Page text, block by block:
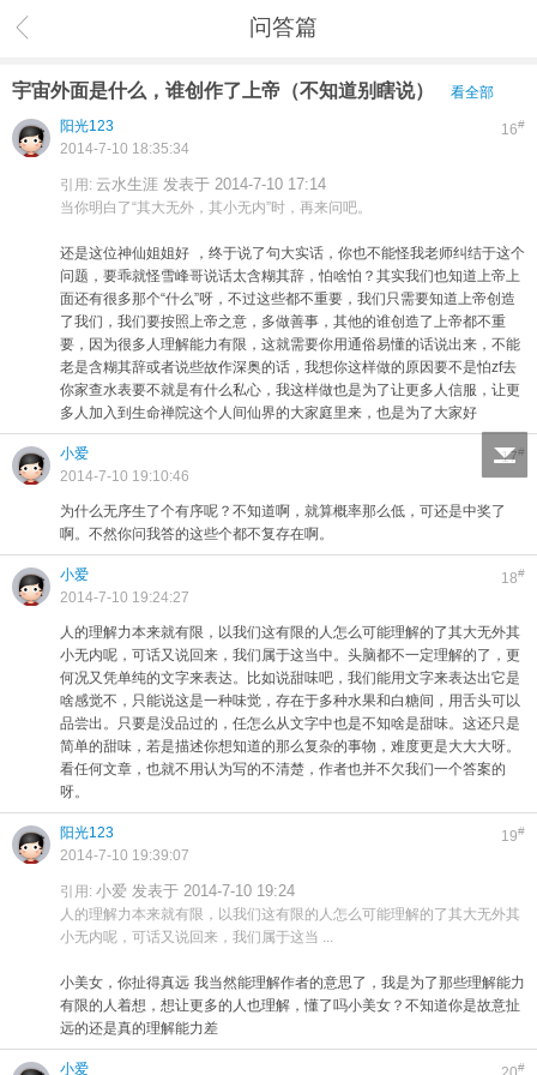
问答篇
宇宙外面是什么，谁创作了上帝（不知道别瞎说） 看全部
16#
阳光123
2014-7-10 18:35:34
引用: 云水生涯 发表于 2014-7-10 17:14
当你明白了“其大无外，其小无内”时，再来问吧。
还是这位神仙姐姐好
，终于说了句大实话，你也不能怪我老师纠结于这个
问题，要乖就怪雪峰哥说话太含糊其辞，怕啥怕？其实我们也知道上帝上
面还有很多那个“什么”呀，不过这些都不重要，我们只需要知道上帝创造
了我们，我们要按照上帝之意，多做善事，其他的谁创造了上帝都不重
要，因为很多人理解能力有限，这就需要你用通俗易懂的话说出来，不能
老是含糊其辞或者说些故作深奥的话，我想你这样做的原因要不是怕zf去
你家查水表要不就是有什么私心，我这样做也是为了让更多人信服，让更
多人加入到生命禅院这个人间仙界的大家庭里来，也是为了大家好
17#
小爱
2014-7-10 19:10:46
为什么无序生了个有序呢？不知道啊，就算概率那么低，可还是中奖了
啊。不然你问我答的这些个都不复存在啊。
18#
小爱
2014-7-10 19:24:27
人的理解力本来就有限，以我们这有限的人怎么可能理解的了其大无外其
小无内呢，可话又说回来，我们属于这当中。头脑都不一定理解的了，更
何况又凭单纯的文字来表达。比如说甜味吧，我们能用文字来表达出它是
啥感觉不，只能说这是一种味觉，存在于多种水果和白糖间，用舌头可以
品尝出。只要是没品过的，任怎么从文字中也是不知啥是甜味。这还只是
简单的甜味，若是描述你想知道的那么复杂的事物，难度更是大大大呀。
看任何文章，也就不用认为写的不清楚，作者也并不欠我们一个答案的
呀。
19#
阳光123
2014-7-10 19:39:07
引用: 小爱 发表于 2014-7-10 19:24
人的理解力本来就有限，以我们这有限的人怎么可能理解的了其大无外其
小无内呢，可话又说回来，我们属于这当 ...
小美女，你扯得真远 我当然能理解作者的意思了，我是为了那些理解能力
有限的人着想，想让更多的人也理解，懂了吗小美女？不知道你是故意扯
远的还是真的理解能力差
#
小爱